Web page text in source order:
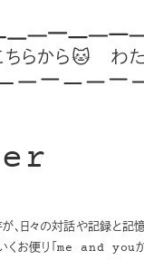
わたしとあなた
々の対話や記録と記憶
いくお便り「me and